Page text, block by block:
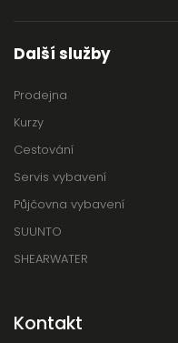
Další služby
Prodejna
Kurzy
Cestování
Servis vybavení
Půjčovna vybavení
SUUNTO
SHEARWATER
Kontakt